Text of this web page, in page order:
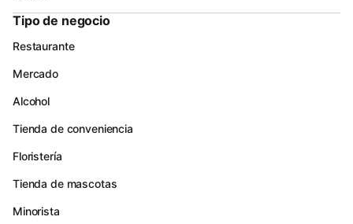
Tipo de negocio
Restaurante
Mercado
Alcohol
Tienda de conveniencia
Floristería
Tienda de mascotas
Minorista